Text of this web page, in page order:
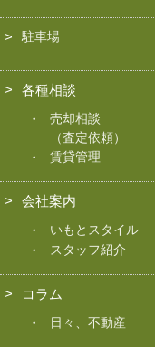
駐車場
各種相談
売却相談
（査定依頼）
賃貸管理
会社案内
いもとスタイル
スタッフ紹介
コラム
日々、不動産